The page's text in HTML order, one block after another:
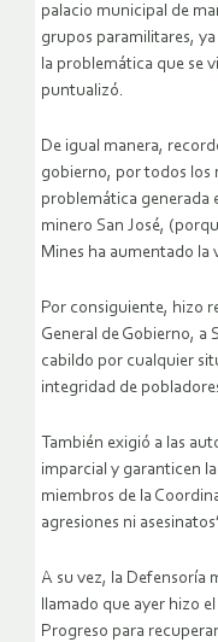
palacio municipal de
grupos paramilitares,
la problemática que se
puntualizó.
De igual manera,
gobierno, por todos los
problemática generada
minero San José,
Mines ha aumentado la
Por consiguiente, hizo
General de Gobierno, a
cabildo por cualquier
integridad de
También exigió a las
imparcial y garanticen
miembros de la
agresiones ni
A su vez, la Defensoría
llamado que ayer hizo
Progreso para